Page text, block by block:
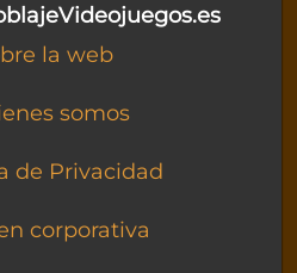
la web
somos
de Privacidad
corporativa